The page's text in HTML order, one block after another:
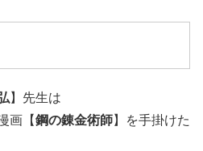
】先生は
画【鋼の錬金術師】を手掛けた